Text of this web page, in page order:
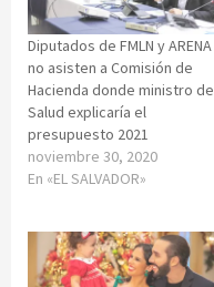
Diputados de FMLN y ARENA
no asisten a Comisión de
Hacienda donde ministro de
Salud explicaría el
presupuesto 2021
noviembre 30, 2020
En «EL SALVADOR»